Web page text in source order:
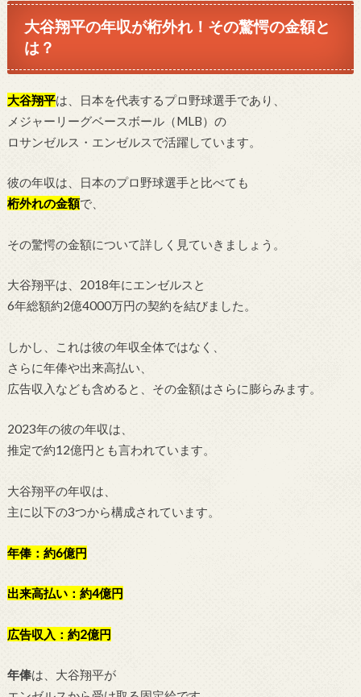
大谷翔平の年収が桁外れ！その驚愕の金額と
は？
大谷翔平は、日本を代表するプロ野球選手であり、
メジャーリーグベースボール（MLB）の
ロサンゼルス・エンゼルスで活躍しています。
彼の年収は、日本のプロ野球選手と比べても
桁外れの金額で、
その驚愕の金額について詳しく見ていきましょう。
大谷翔平は、2018年にエンゼルスと
6年総額約2億4000万円の契約を結びました。
しかし、これは彼の年収全体ではなく、
さらに年俸や出来高払い、
広告収入なども含めると、その金額はさらに膨らみます。
2023年の彼の年収は、
推定で約12億円とも言われています。
大谷翔平の年収は、
主に以下の3つから構成されています。
年俸：約6億円
出来高払い：約4億円
広告収入：約2億円
年俸は、大谷翔平が